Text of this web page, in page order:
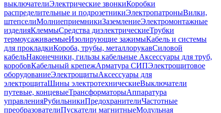
выключателиЭлектрические звонкиКоробки
распределительные и подрозетникиЭлектропатроныВилки,
штепселиМолниеприемникиЗаземлениеЭлектромонтажные
изделияКлеммыСредства диэлектрическиеТрубки
термоусаживаемыеИзолирующие зажимыКабель и системы
для прокладкиКороба, трубы, металлорукавСиловой
кабельНаконечники, гильзы кабельные Аксессуары для труб,
коробовКабельный крепежАрматура СИПЭлектрощитовое
оборудованиеЭлектрощитыАксессуары для
электрощитаШины электротехническиеВыключатели
путевые, концевыеТрансформаторыАппаратура
управленияРубильникиПредохранителиЧастотные
преобразователиПускатели магнитныеМодульная